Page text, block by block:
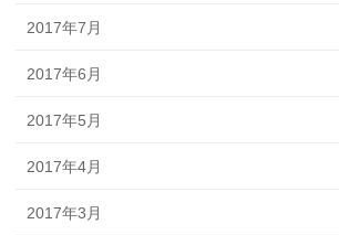
2017年7月
2017年6月
2017年5月
2017年4月
2017年3月